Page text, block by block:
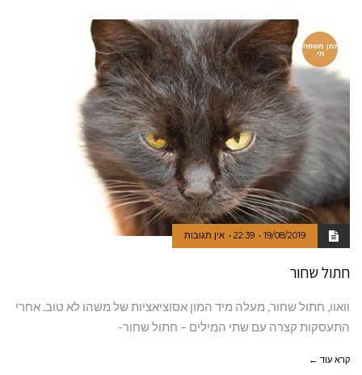
זמן משפח
תי
19/08/2019
22:39 אין תגובות
חתול שחור
וואוו, חתול שחור, מעלה מיד המון אסוציאציות של משהו לא טוב. אחרי
התעסקות קצרה עם שתי המילים – חתול שחור-
קרא עוד ←